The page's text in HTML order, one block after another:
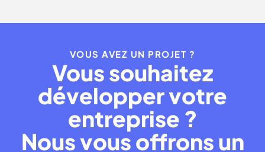
VOUS AVEZ UN PROJET ?
Vous souhaitez
développer votre
entreprise ?
Nous vous offrons un